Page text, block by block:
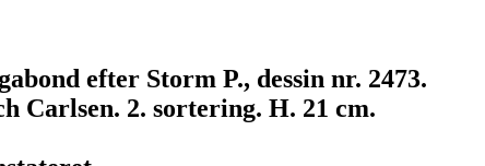
efter Storm P., dessin nr. 2473.
Carlsen. 2. sortering. H. 21 cm.